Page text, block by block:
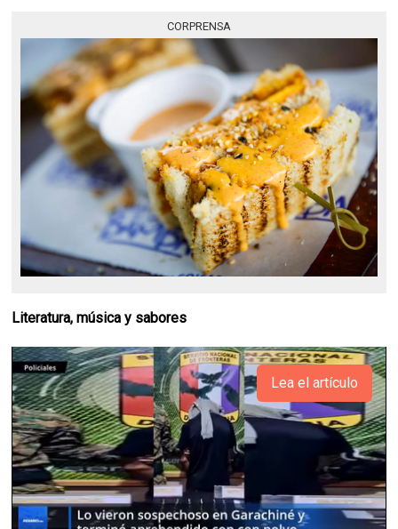
CORPRENSA
Literatura, música y sabores
Lea el artículo